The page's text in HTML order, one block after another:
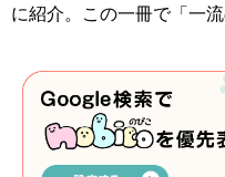
に紹介。この一冊で「一